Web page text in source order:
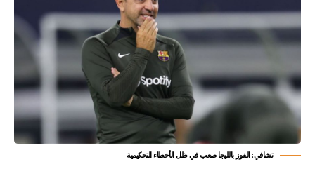
تشافي: الفوز بالليجا صعب في ظل الأخطاء التحكيمية